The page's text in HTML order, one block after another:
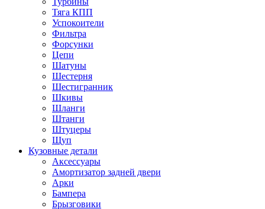
Тяга КПП
Успокоители
Фильтра
Форсунки
Цепи
Шатуны
Шестерня
Шестигранник
Шкивы
Шланги
Штанги
Штуцеры
Щуп
Кузовные детали
Аксессуары
Амортизатор задней двери
Арки
Бампера
Брызговики